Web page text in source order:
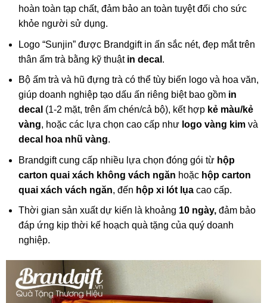
hoàn toàn tạp chất, đảm bảo an toàn tuyệt đối cho sức
khỏe người sử dụng.
Logo “Sunjin” được Brandgift in ấn sắc nét, đẹp mắt trên
thân ấm trà bằng kỹ thuật in decal .
Bộ ấm trà và hũ đựng trà có thể tùy biến logo và hoa văn,
giúp doanh nghiệp tạo dấu ấn riêng biệt bao gồm in
decal (1-2 mặt, trên ấm chén/cả bộ), kết hợp kẻ màu/kẻ
vàng, hoặc các lựa chọn cao cấp như logo vàng kimvà
decal hoa nhũ vàng.
Brandgift cung cấp nhiều lựa chọn đóng gói từ hộp
carton quai xách không vách ngăn hoặc hộp carton
quai xách vách ngăn, đến hộp xi lót lụacao cấp.
Thời gian sản xuất dự kiến là khoảng 10 ngày, đảm bảo
đáp ứng kịp thời kế hoạch quà tặng của quý doanh
nghiệp.